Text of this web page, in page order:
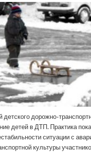
детского дорожно-
детей в ДТП. Практика
ситуации с
культуры